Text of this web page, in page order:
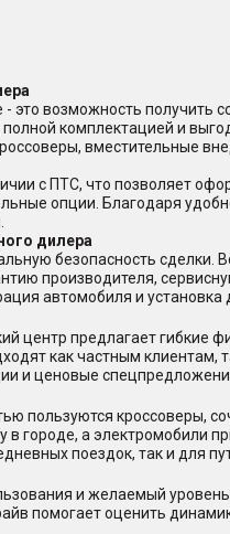
это возможность
комплектацией и
вместительные
с ПТС, что позволяет
опции. Благодаря
дилера
безопасность
производителя,
автомобиля и установка
центр предлагает
как частным
и ценовые
пользуются кроссоверы,
в городе, а
поездок, так и для
и желаемый
помогает оценить